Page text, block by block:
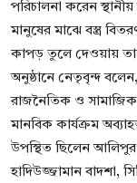
পরিচালনা করেন
মানুষের মাঝে বস্ত্র
কাপড় তুলে দেওয়ায়
অনুষ্ঠানে নেতৃবৃন্দ
রাজনৈতিক ও সামাজিক
মানবিক কার্যক্রম
উপস্থিত ছিলেন
হাদিউজ্জামান বাদশা,